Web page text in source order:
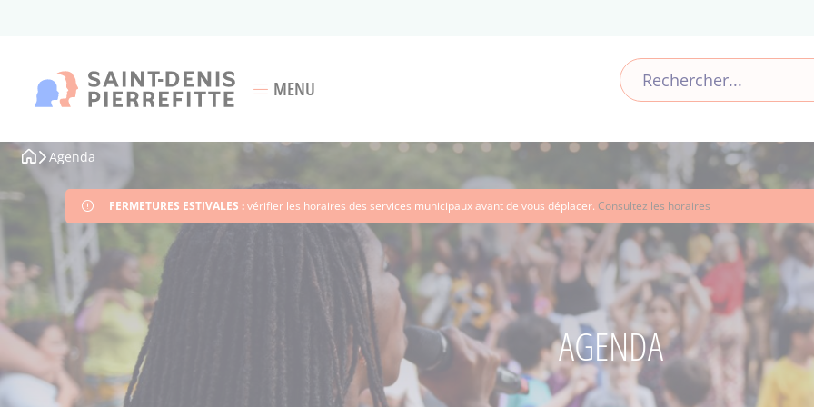
Ouvrir le menu
MENU
FERMETURES ESTIVALES :vérifier les horaires des services municipaux avant de vous déplacer. Consultez les horaires
Fil
d'Ariane
Agenda
AGENDA